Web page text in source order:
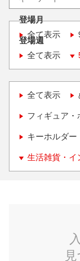
登場月
全て表示
登場週
全て表示
全て表示
フィギュア・
キーホルダー
生活雑貨・イ